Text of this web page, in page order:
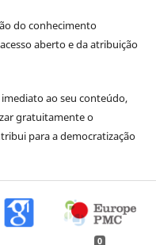
do conhecimento
aberto e da atribuição
imediato ao seu conteúdo,
gratuitamente o
para a democratização
0